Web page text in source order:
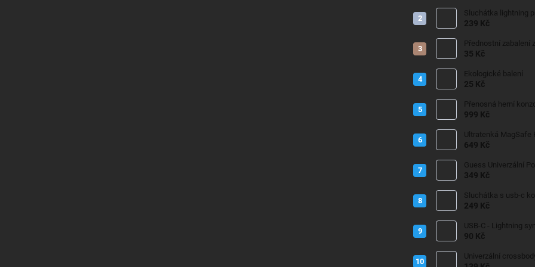
Sluchátka lightning
239 Kč
Přednostní zabalení
35 Kč
Ekologické balení
25 Kč
Přenosná herní
999 Kč
Ultratenká MagSafe
649 Kč
Guess Univerzální
349 Kč
Sluchátka s usb-c
249 Kč
USB-C - Lightning
90 Kč
Univerzální